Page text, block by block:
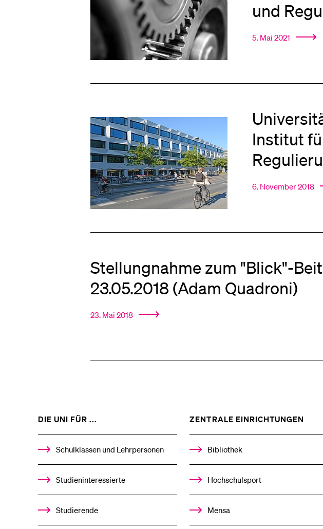
und
5. Mai 2021
Institut
6. November 2018
Stellungnahme zum "Blick"-
23.05.2018 (Adam Quadroni)
23. Mai 2018
DIE UNI FÜR ...
%1$S
UNTERMENÜ
Schulklassen und Lehrpersonen
Studieninteressierte
Studierende
ZENTRALE EINRICHTUNGEN
Bibliothek
Hochschulsport
Mensa